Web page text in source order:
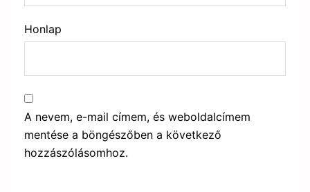
Honlap
A nevem, e-mail címem, és weboldalcímem
mentése a böngészőben a következő
hozzászólásomhoz.